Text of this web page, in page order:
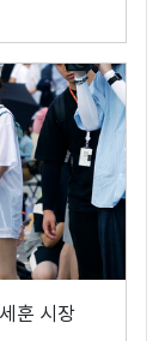
훈 시장